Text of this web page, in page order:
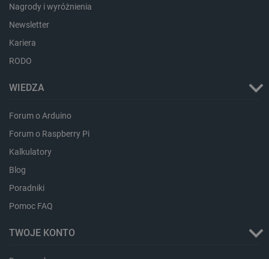
Nagrody i wyróżnienia
Newsletter
Kariera
RODO
WIEDZA
Forum o Arduino
Forum o Raspberry Pi
Kalkulatory
Blog
Poradniki
Pomoc FAQ
TWOJE KONTO
critData